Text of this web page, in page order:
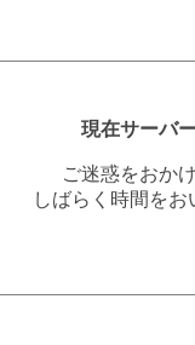
現在サーバ
ご迷惑をおか
しばらく時間を